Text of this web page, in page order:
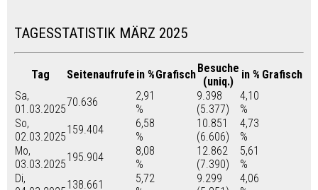
TAGESSTATISTIK MÄRZ 2025
Tag Seitenaufrufe in %GrafischBesuche
(uniq.)
in % Grafisch
Sa,
01.03.2025
70.636
2,91
%
9.398
(5.377)
4,10
%
So,
02.03.2025
159.404
6,58
%
10.851
(6.606)
4,73
%
Mo,
03.03.2025
195.904
8,08
%
12.862
(7.390)
5,61
%
Di,
138.661
5,72
9.299
4,06